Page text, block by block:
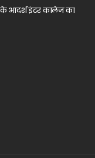
आदर्श इंटर कालेज का